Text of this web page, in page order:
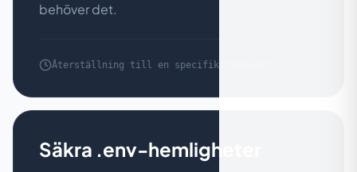
behöver det.
Återställning till en specifik tidpunkt
Säkra .env-hemligheter